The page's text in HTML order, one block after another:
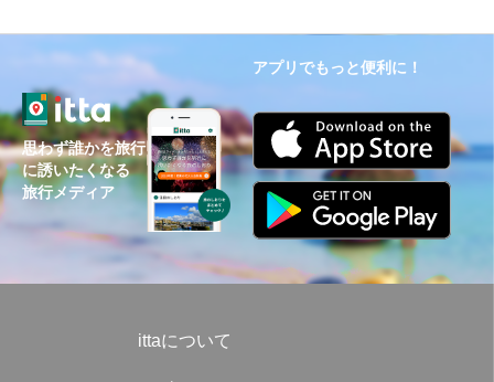
思わず誰かを旅行
に誘いたくなる
旅行メディア
アプリでもっと便利に！
ittaについて